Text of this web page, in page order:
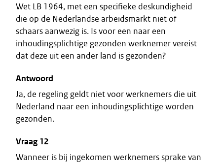
Wet LB 1964, met een specifieke deskundigheid
die op de Nederlandse arbeidsmarkt niet of
schaars aanwezig is. Is voor een naar een
inhoudingsplichtige gezonden werknemer vereist
dat deze uit een ander land is gezonden?
Antwoord
Ja, de regeling geldt niet voor werknemers die uit
Nederland naar een inhoudingsplichtige worden
gezonden.
Vraag 12
Wanneer is bij ingekomen werknemers sprake van